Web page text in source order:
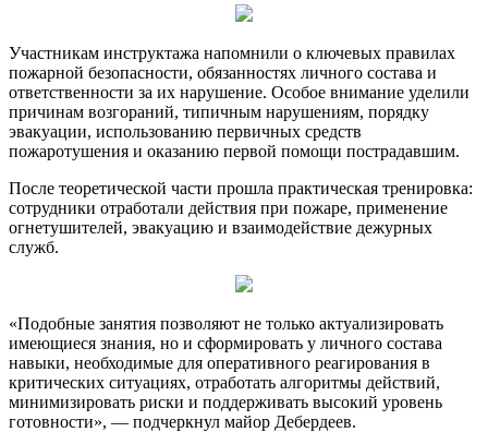
Участникам инструктажа напомнили о ключевых правилах
пожарной безопасности, обязанностях личного состава и
ответственности за их нарушение. Особое внимание уделили
причинам возгораний, типичным нарушениям, порядку
эвакуации, использованию первичных средств
пожаротушения и оказанию первой помощи пострадавшим.
После теоретической части прошла практическая тренировка:
сотрудники отработали действия при пожаре, применение
огнетушителей, эвакуацию и взаимодействие дежурных
служб.
«Подобные занятия позволяют не только актуализировать
имеющиеся знания, но и сформировать у личного состава
навыки, необходимые для оперативного реагирования в
критических ситуациях, отработать алгоритмы действий,
минимизировать риски и поддерживать высокий уровень
готовности», — подчеркнул майор Дебердеев.